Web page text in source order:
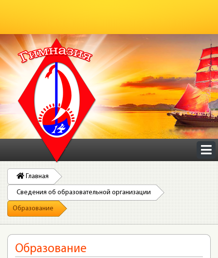
Главная
Сведения об образовательной организации
Образование
Образование